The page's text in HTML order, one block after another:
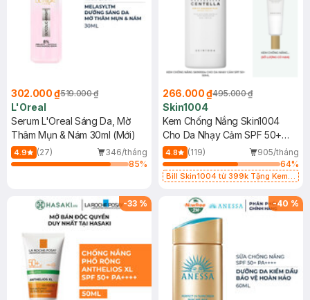
302.000 ₫519.000 ₫
L'Oreal
Serum L'Oreal Sáng Da, Mờ
Thâm Mụn & Nám 30ml (Mới)
4.9 (27)
346/tháng
85%
266.000 ₫495.000 ₫
Skin1004
Kem Chống Nắng Skin1004
Cho Da Nhạy Cảm SPF 50+
50ml
4.8 (119)
905/tháng
64%
Bill Skin1004 từ 399k Tặng Kem
SPF 50+ 20ml (SL Có Hạn)
-33 % -40 %